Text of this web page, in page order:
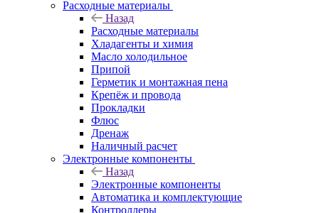
Расходные материалы
Назад
Расходные материалы
Хладагенты и химия
Масло холодильное
Припой
Герметик и монтажная пена
Крепёж и провода
Прокладки
Флюс
Дренаж
Наличный расчет
Электронные компоненты
Назад
Электронные компоненты
Автоматика и комплектующие
Контроллеры